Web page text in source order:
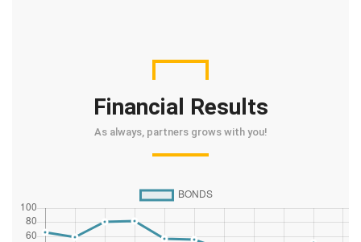
Financial Results
As always, partners grows with you!